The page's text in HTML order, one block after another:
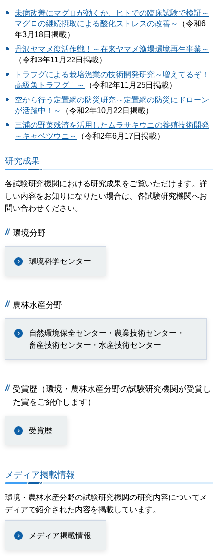
未病改善にマグロが効くか、ヒトでの臨床試験で検証～
マグロの継続摂取による酸化ストレスの改善～
（令和6
年3月18日掲載）
丹沢ヤマメ復活作戦！～在来ヤマメ漁場環境再生事業～
（令和3年11月22日掲載）
トラフグによる栽培漁業の技術開発研究～増えてるぞ！
高級魚トラフグ！～
（令和2年11月25日掲載）
空から行う定置網の防災研究～定置網の防災にドローン
が活躍中！～
（令和2年10月22日掲載）
三浦の野菜残渣を活用したムラサキウニの養殖技術開発
～キャベツウニ～
（令和2年6月17日掲載）
研究成果
各試験研究機関における研究成果をご覧いただけます。詳
しい内容をお知りになりたい場合は、各試験研究機関へお
問い合わせください。
環境分野
環境科学センター
農林水産分野
自然環境保全センター・農業技術センター・
畜産技術センター・水産技術センター
受賞歴（環境・農林水産分野の試験研究機関が受賞し
た賞をご紹介します）
受賞歴
メディア掲載情報
環境・農林水産分野の試験研究機関の研究内容についてメ
ディアで紹介された内容を掲載しています。
メディア掲載情報